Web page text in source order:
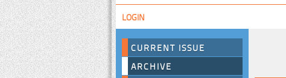
LOGIN
CURRENT ISSUE
ARCHIVE